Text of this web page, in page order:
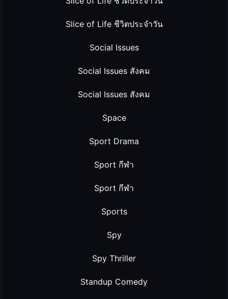
Slice of Life ชีวิตประจำวัน
Social Issues
Social Issues สังคม
Social Issues สังคม
Space
Sport Drama
Sport กีฬา
Sport กีฬา
Sports
Spy
Spy Thriller
Standup Comedy